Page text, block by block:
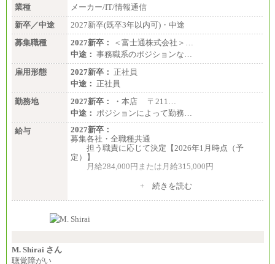
■I&Jデジタルイノベーション(株)
総合職 月給224,500～242,600円＋地域手当
※詳細はJTBキャリアサイトよりご確認ください。
＜有期社員コース＞
■(株)JTBビジネストランスフォーム
有期契約職 月給185,000～195,000円
※詳細はJTBキャリアサイトよりご確認ください。
■(株)JTBパブリッシング ※2027年新卒募集終了
総合職 月給241,000円
中途：
①月給227,000円以上
②月給212,000円以上
③月給172,500円以上
④月給23万円～37万円
⑤月給20万円～25万円
⑥月給33万円～48万円
⑦月給271,000円以上
⑧～⑮月給200,000円〜月給400,000円
⑯月給185,000円以上
⑰月給237,000円以上
⑲東京：月給202,000 円以上 、京都：月給193,000 円
業種
メーカー/IT/情報通信
新卒／中途
2027新卒(既卒3年以内可)・中途
募集職種
2027新卒：
＜富士通株式会社＞…
中途： 事務職系のポジションな…
雇用形態
2027新卒： 正社員
中途： 正社員
勤務地
2027新卒：
・本店 〒211…
中途： ポジションによって勤務…
給与
2027新卒：
募集各社・全職種共通
担う職責に応じて決定【2026年1月時点（予
定）】
月給284,000円または月給315,000円
※入社後早期から、自律的な業務遂行が求めら
す。
い職責を担う方については、さらに高い金額を個別
+ 続きを読む
M. Shirai さん
聴覚障がい